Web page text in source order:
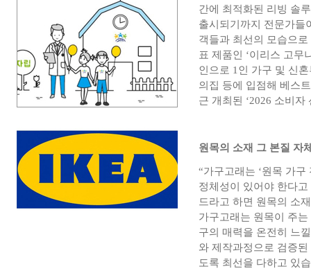
간에 최적화된 리빙 솔
출시되기까지 전문가들
객들과 최선의 모습으
표 제품인 ‘이리스 고무
인으로 1인 가구 및 신
의집 등에 입점해 베스
근 개최된 ‘2026 소비
원목의 소재 그 본질 자
“가구고래는 ‘원목 가
정체성이 있어야 한다
드라고 하면 원목의 소
가구고래는 원목이 주
구의 매력을 온전히 느
와 제작과정으로 검증
도록 최선을 다하고 있